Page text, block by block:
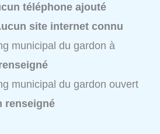
téléphone ajouté
site internet connu
municipal du gardon à
municipal du gardon ouvert
renseigné